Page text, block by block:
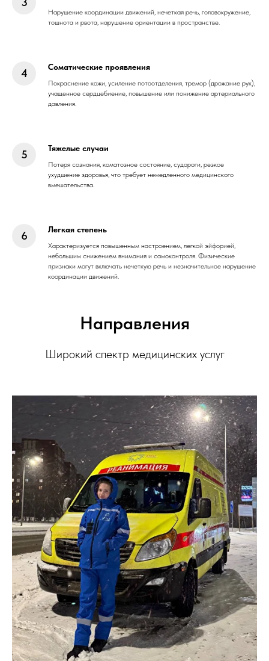
Нарушение координации движений, нечеткая речь, головокружение,
тошнота и рвота, нарушение ориентации в пространстве.
Соматические проявления
Покраснение кожи, усиление потоотделения, тремор (дрожание рук),
учащенное сердцебиение, повышение или понижение артериального
давления.
Тяжелые случаи
Потеря сознания, коматозное состояние, судороги, резкое
ухудшение здоровья, что требует немедленного медицинского
вмешательства.
Легкая степень
Характеризуется повышенным настроением, легкой эйфорией,
небольшим снижением внимания и самоконтроля. Физические
признаки могут включать нечеткую речь и незначительное нарушение
координации движений.
Направления
Широкий спектр медицинских услуг